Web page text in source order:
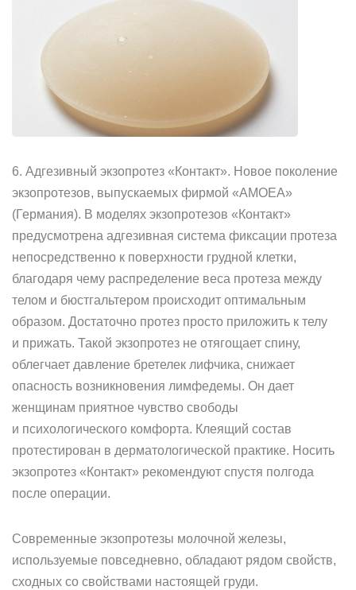
6. Адгезивный экзопротез «Контакт». Новое поколение
экзопротезов, выпускаемых фирмой «АМОЕА»
(Германия). В моделях экзопротезов «Контакт»
предусмотрена адгезивная система фиксации протеза
непосредственно к поверхности грудной клетки,
благодаря чему распределение веса протеза между
телом и бюстгальтером происходит оптимальным
образом. Достаточно протез просто приложить к телу
и прижать. Такой экзопротез не отягощает спину,
облегчает давление бретелек лифчика, снижает
опасность возникновения лимфедемы. Он дает
женщинам приятное чувство свободы
и психологического комфорта. Клеящий состав
протестирован в дерматологической практике. Носить
экзопротез «Контакт» рекомендуют спустя полгода
после операции.
Современные экзопротезы молочной железы,
используемые повседневно, обладают рядом свойств,
сходных со свойствами настоящей груди.